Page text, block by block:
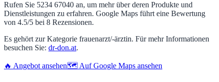
Rufen Sie 5234 67040 an, um mehr über deren Produkte und
Dienstleistungen zu erfahren. Google Maps führt eine Bewertung
von 4.5/5 bei 8 Rezensionen.
Es gehört zur Kategorie frauenarzt/-ärztin. Für mehr Informationen
besuchen Sie: dr-don.at.
🔥 Angebot ansehen🗺️ Auf Google Maps ansehen